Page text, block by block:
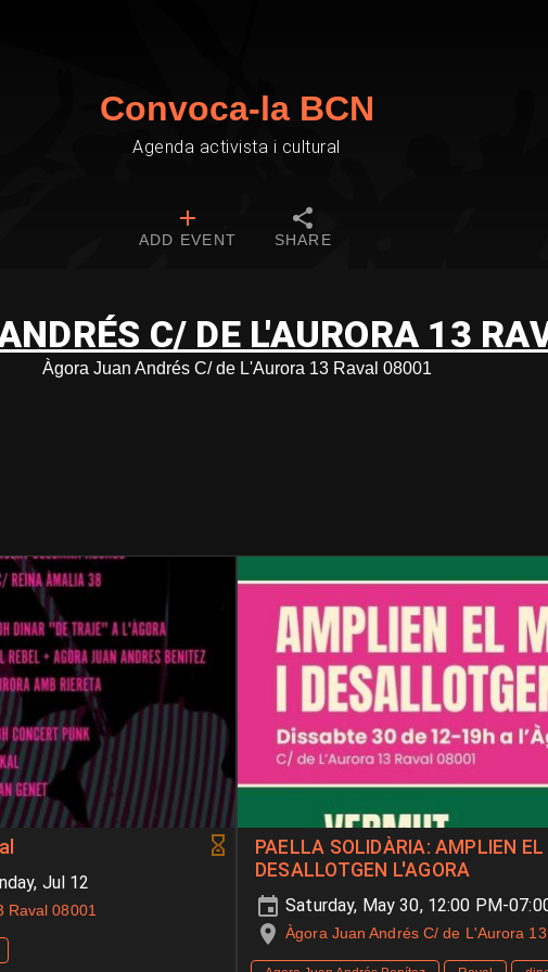
Convoca-la BCN
Agenda activista i cultural
ADD EVENT SHARE
C/ DE L'AURORA 13
Àgora Juan Andrés C/ de L'Aurora 13 Raval 08001
Jul 12
Raval 08001
PAELLA SOLIDÀRIA: AMPLIEN EL
DESALLOTGEN L'AGORA
Saturday, May 30, 12:00 PM-
Àgora Juan Andrés C/ de L'Aurora